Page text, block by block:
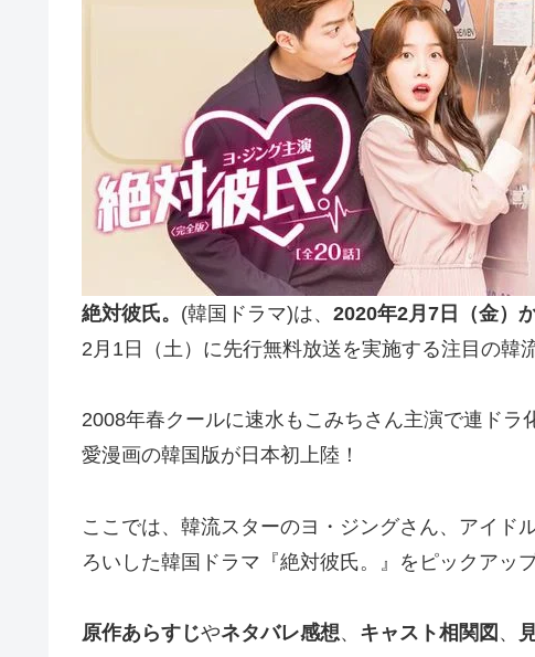
絶対彼氏。 (韓国ドラマ)は、 2020年2月7日（金）
2月1日（土）に先行無料放送を実施する注目の韓
2008年春クールに速水もこみちさん主演で連ド
愛漫画の韓国版が日本初上陸！
ここでは、韓流スターのヨ・ジングさん、アイド
ろいした韓国ドラマ『絶対彼氏。』をピックアップ
原作あらすじやネタバレ感想、 キャスト相関図 、